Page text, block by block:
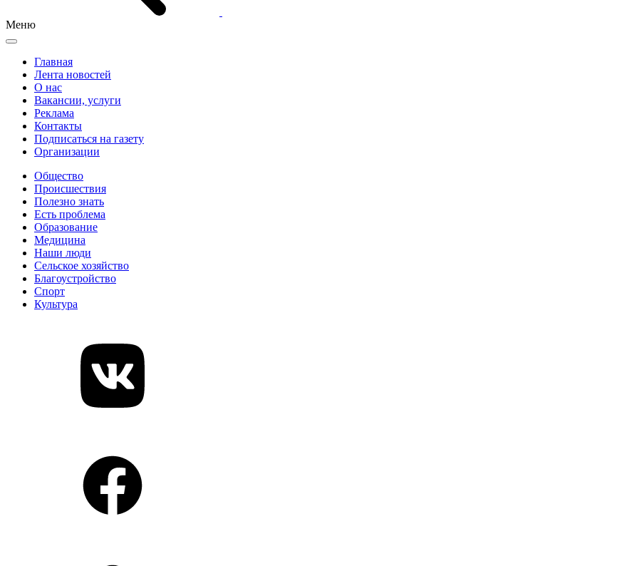
Меню
Главная
Лента новостей
О нас
Вакансии, услуги
Реклама
Контакты
Подписаться на газету
Организации
Общество
Происшествия
Полезно знать
Есть проблема
Образование
Медицина
Наши люди
Сельское хозяйство
Благоустройство
Спорт
Культура